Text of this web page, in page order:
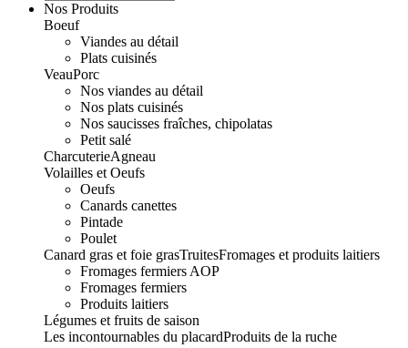
Nos Produits
Boeuf
Viandes au détail
Plats cuisinés
VeauPorc
Nos viandes au détail
Nos plats cuisinés
Nos saucisses fraîches, chipolatas
Petit salé
CharcuterieAgneau
Volailles et Oeufs
Oeufs
Canards canettes
Pintade
Poulet
Canard gras et foie grasTruitesFromages et produits laitiers
Fromages fermiers AOP
Fromages fermiers
Produits laitiers
Légumes et fruits de saison
Les incontournables du placardProduits de la ruche